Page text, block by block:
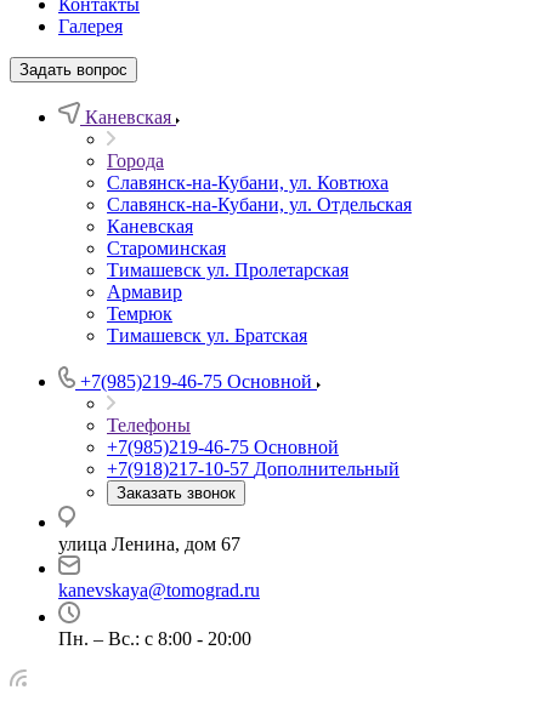
Контакты
Галерея
Задать вопрос
Каневская
Города
Славянск-на-Кубани, ул. Ковтюха
Славянск-на-Кубани, ул. Отдельская
Каневская
Староминская
Тимашевск ул. Пролетарская
Армавир
Темрюк
Тимашевск ул. Братская
+7(985)219-46-75 Основной
Телефоны
+7(985)219-46-75 Основной
+7(918)217-10-57 Дополнительный
Заказать звонок
улица Ленина, дом 67
kanevskaya@tomograd.ru
Пн. – Вс.: c 8:00 - 20:00